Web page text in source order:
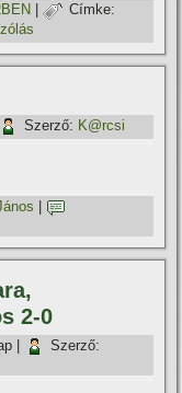
|
Címke:
Szerző: K@rcsi
2-0
Szerző: